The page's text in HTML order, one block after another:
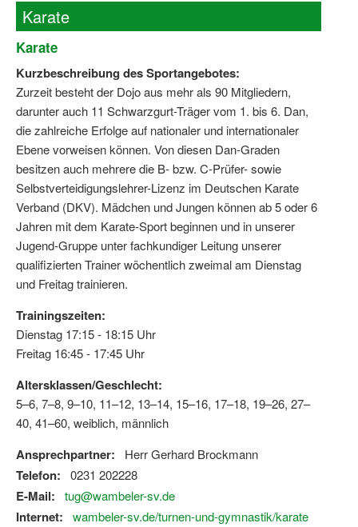
Karate
Karate
Kurzbeschreibung des Sportangebotes:
Zurzeit besteht der Dojo aus mehr als 90 Mitgliedern,
darunter auch 11 Schwarzgurt-Träger vom 1. bis 6. Dan,
die zahlreiche Erfolge auf nationaler und internationaler
Ebene vorweisen können. Von diesen Dan-Graden
besitzen auch mehrere die B- bzw. C-Prüfer- sowie
Selbstverteidigungslehrer-Lizenz im Deutschen Karate
Verband (DKV). Mädchen und Jungen können ab 5 oder 6
Jahren mit dem Karate-Sport beginnen und in unserer
Jugend-Gruppe unter fachkundiger Leitung unserer
qualifizierten Trainer wöchentlich zweimal am Dienstag
und Freitag trainieren.
Trainingszeiten:
Dienstag 17:15 - 18:15 Uhr
Freitag 16:45 - 17:45 Uhr
Altersklassen/Geschlecht:
5–6, 7–8, 9–10, 11–12, 13–14, 15–16, 17–18, 19–26, 27–
40, 41–60, weiblich, männlich
Ansprechpartner: Herr Gerhard Brockmann
Telefon: 0231 202228
E-Mail: tug@wambeler-sv.de
Internet: wambeler-sv.de/turnen-und-gymnastik/karate